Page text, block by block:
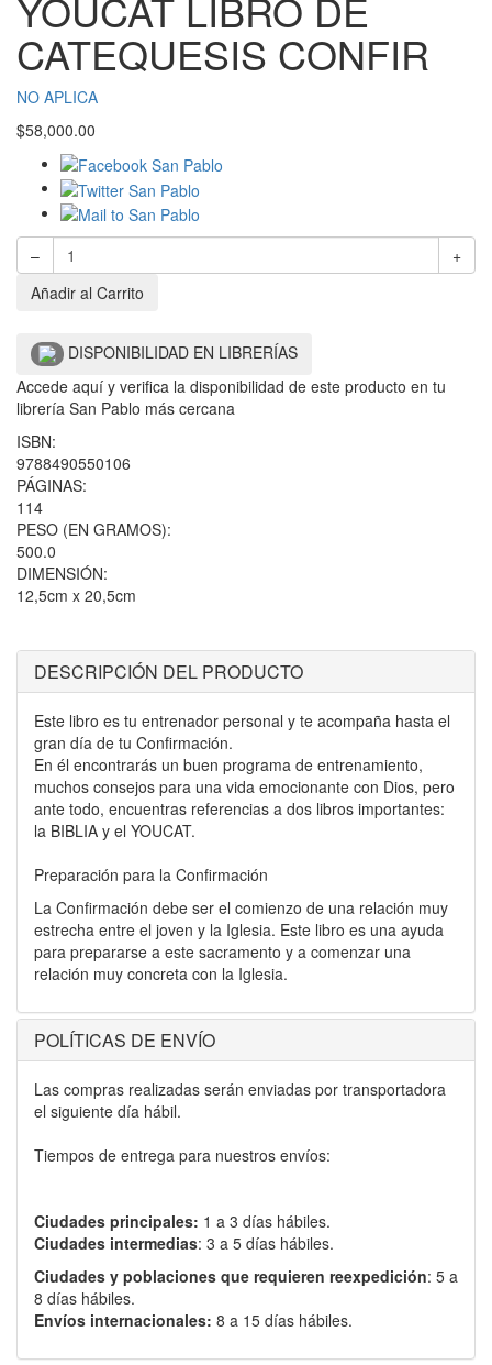
CATEQUESIS CONFIR
NO APLICA
$58,000.00
–
+
Añadir al Carrito
DISPONIBILIDAD EN LIBRERÍAS
Accede aquí y verifica la disponibilidad de este producto en tu
librería San Pablo más cercana
ISBN:
9788490550106
PÁGINAS:
114
PESO (EN GRAMOS):
500.0
DIMENSIÓN:
12,5cm x 20,5cm
DESCRIPCIÓN DEL PRODUCTO
Este libro es tu entrenador personal y te acompaña hasta el
gran día de tu Confirmación.
En él encontrarás un buen programa de entrenamiento,
muchos consejos para una vida emocionante con Dios, pero
ante todo, encuentras referencias a dos libros importantes:
la BIBLIA y el YOUCAT.
Preparación para la Confirmación
La Confirmación debe ser el comienzo de una relación muy
estrecha entre el joven y la Iglesia. Este libro es una ayuda
para prepararse a este sacramento y a comenzar una
relación muy concreta con la Iglesia.
POLÍTICAS DE ENVÍO
Las compras realizadas serán enviadas por transportadora
el siguiente día hábil.
Tiempos de entrega para nuestros envíos:
Ciudades principales: 1 a 3 días hábiles.
Ciudades intermedias: 3 a 5 días hábiles.
Ciudades y poblaciones que requieren reexpedición: 5 a
8 días hábiles.
Envíos internacionales: 8 a 15 días hábiles.